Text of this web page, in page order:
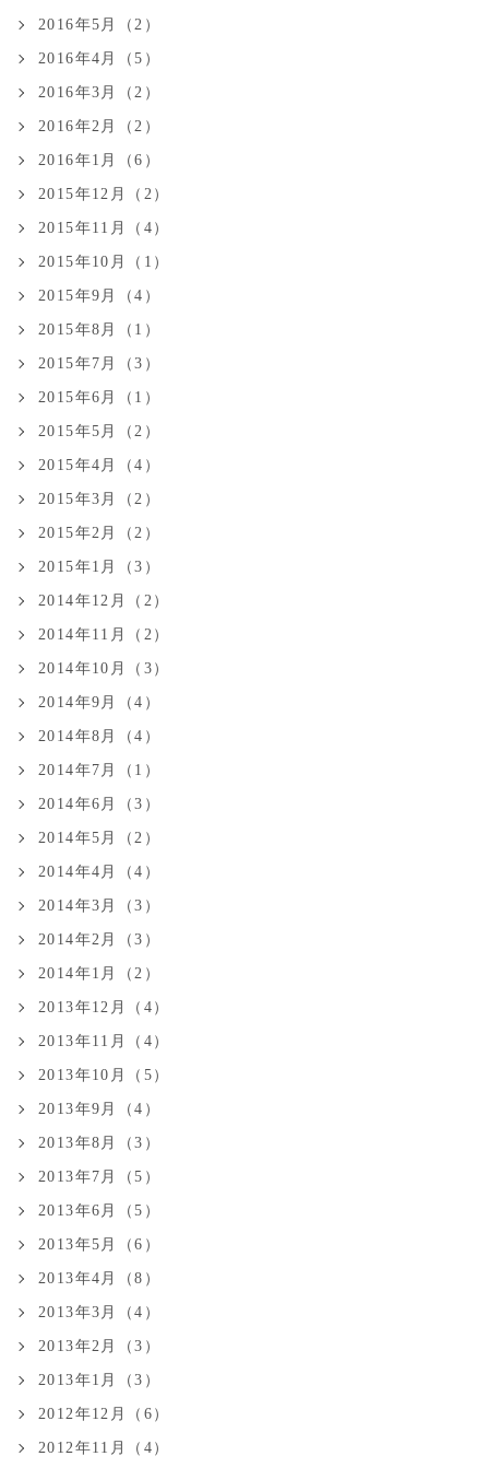
2016年5月（2）
2016年4月（5）
2016年3月（2）
2016年2月（2）
2016年1月（6）
2015年12月（2）
2015年11月（4）
2015年10月（1）
2015年9月（4）
2015年8月（1）
2015年7月（3）
2015年6月（1）
2015年5月（2）
2015年4月（4）
2015年3月（2）
2015年2月（2）
2015年1月（3）
2014年12月（2）
2014年11月（2）
2014年10月（3）
2014年9月（4）
2014年8月（4）
2014年7月（1）
2014年6月（3）
2014年5月（2）
2014年4月（4）
2014年3月（3）
2014年2月（3）
2014年1月（2）
2013年12月（4）
2013年11月（4）
2013年10月（5）
2013年9月（4）
2013年8月（3）
2013年7月（5）
2013年6月（5）
2013年5月（6）
2013年4月（8）
2013年3月（4）
2013年2月（3）
2013年1月（3）
2012年12月（6）
2012年11月（4）